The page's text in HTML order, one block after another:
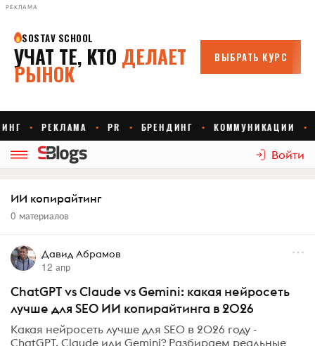
РЕКЛАМА
Войти
ИИ копирайтинг
0 материалов
Давид Абрамов
12 апр
ChatGPT vs Claude vs Gemini: какая нейросеть
лучше для SEO ИИ копирайтинга в 2026
Какая нейросеть лучше для SEO в 2026 году -
ChatGPT, Claude или Gemini? Разбираем реальные